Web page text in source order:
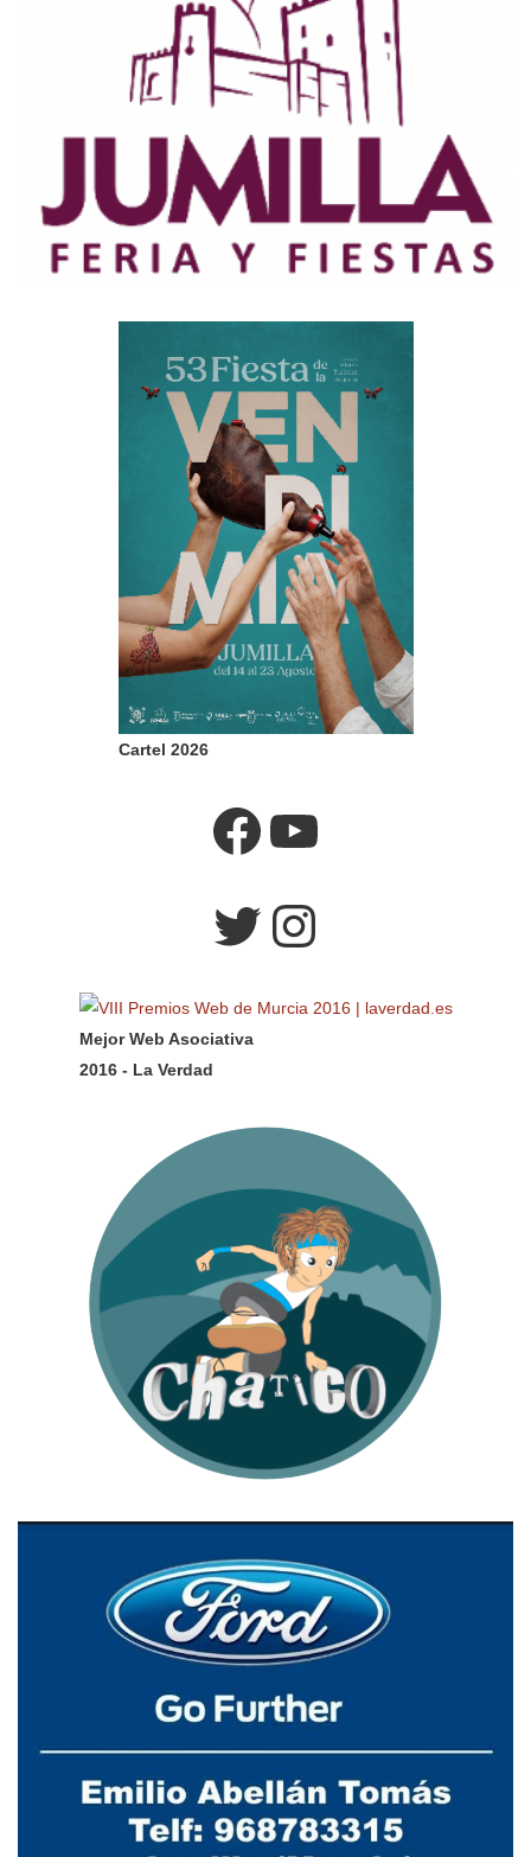
Cartel 2026
Mejor Web Asociativa
2016 - La Verdad